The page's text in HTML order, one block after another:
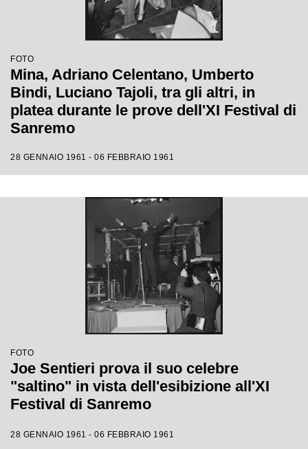
FOTO
Mina, Adriano Celentano, Umberto
Bindi, Luciano Tajoli, tra gli altri, in
platea durante le prove dell'XI Festival di
Sanremo
28 GENNAIO 1961 - 06 FEBBRAIO 1961
FOTO
Joe Sentieri prova il suo celebre
"saltino" in vista dell'esibizione all'XI
Festival di Sanremo
28 GENNAIO 1961 - 06 FEBBRAIO 1961